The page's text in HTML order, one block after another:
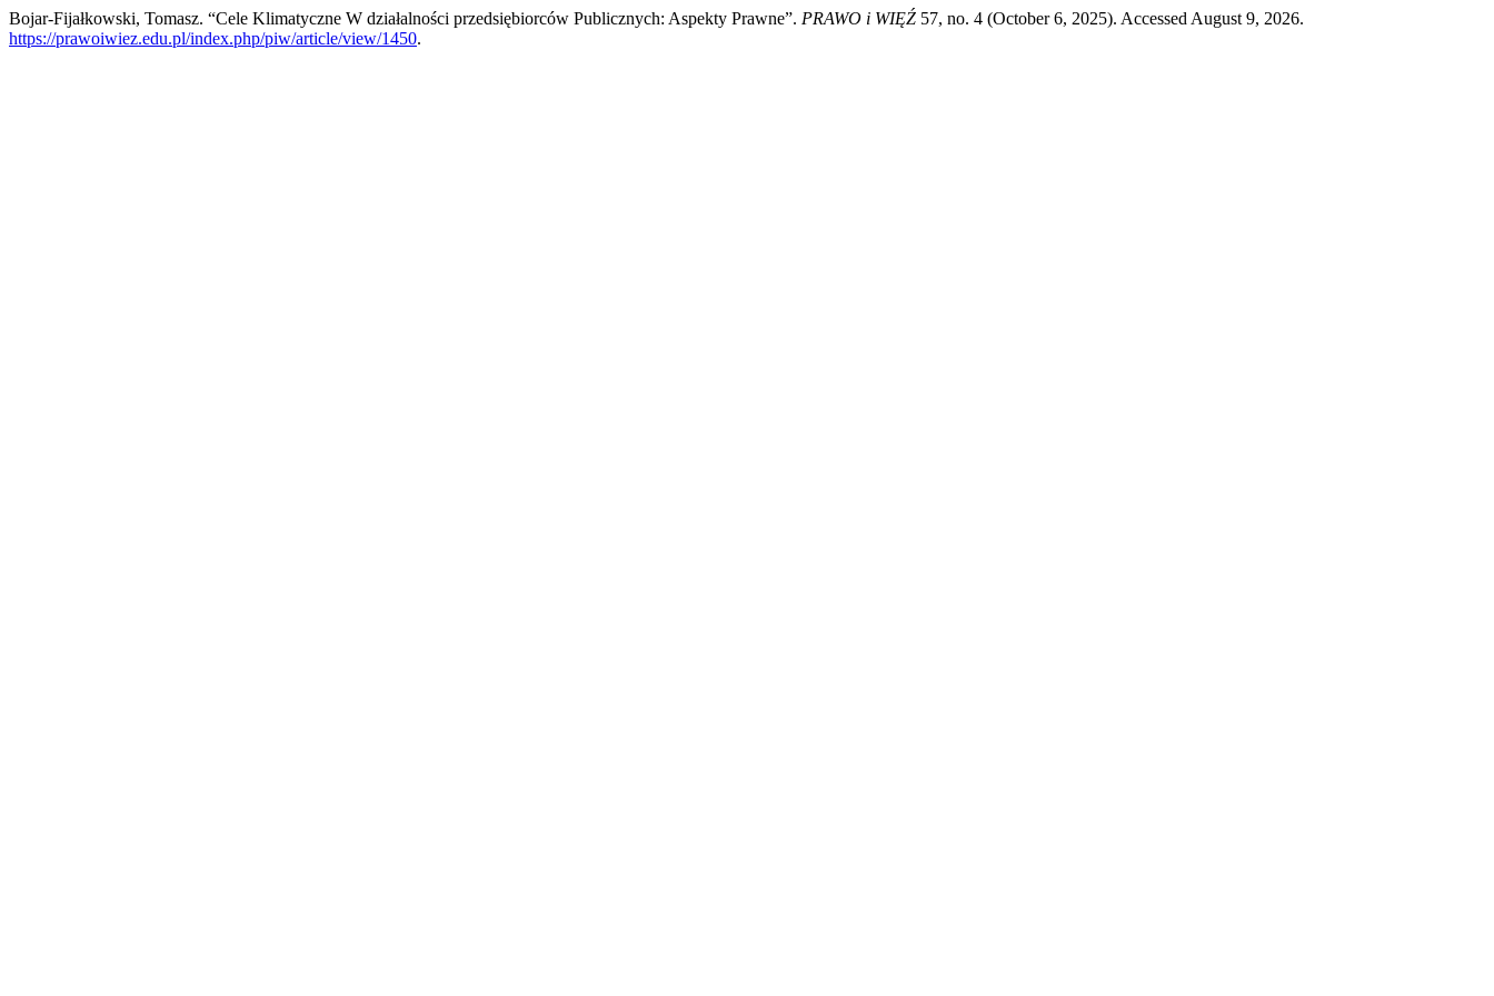
Bojar-Fijałkowski, Tomasz. “Cele Klimatyczne W działalności przedsiębiorców Publicznych: Aspekty Prawne”. PRAWO i WIĘŹ 57, no. 4 (October 6, 2025). Accessed August 9, 2026.
https://prawoiwiez.edu.pl/index.php/piw/article/view/1450.